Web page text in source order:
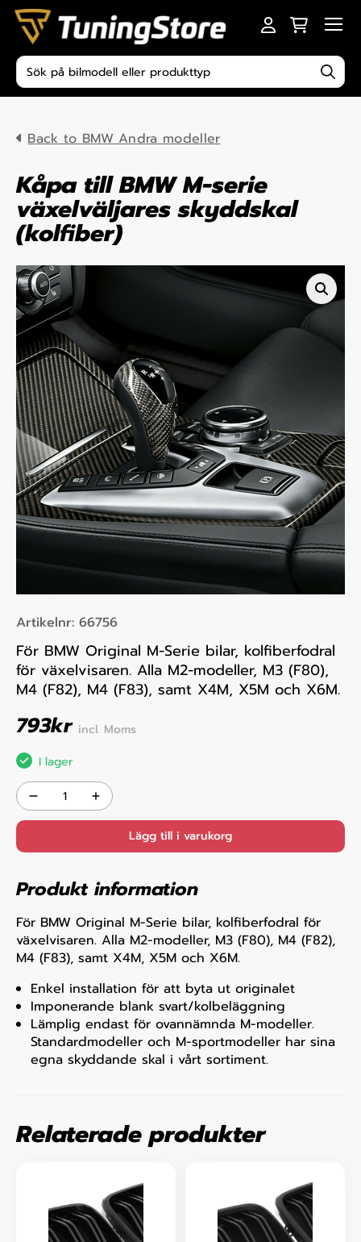
Skip to content
Produktsökning
Back to BMW Andra modeller
Kåpa till BMW M-serie
växelväljares skyddskal
(kolfiber)
Artikelnr: 66756
För BMW Original M-Serie bilar, kolfiberfodral
för växelvisaren. Alla M2-modeller, M3 (F80),
M4 (F82), M4 (F83), samt X4M, X5M och X6M.
793kr incl. Moms
I lager
Lägg till i varukorg
Produkt information
För BMW Original M-Serie bilar, kolfiberfodral för
växelvisaren. Alla M2-modeller, M3 (F80), M4 (F82),
M4 (F83), samt X4M, X5M och X6M.
Enkel installation för att byta ut originalet
Imponerande blank svart/kolbeläggning
Lämplig endast för ovannämnda M-modeller.
Standardmodeller och M-sportmodeller har sina
egna skyddande skal i vårt sortiment.
Relaterade produkter